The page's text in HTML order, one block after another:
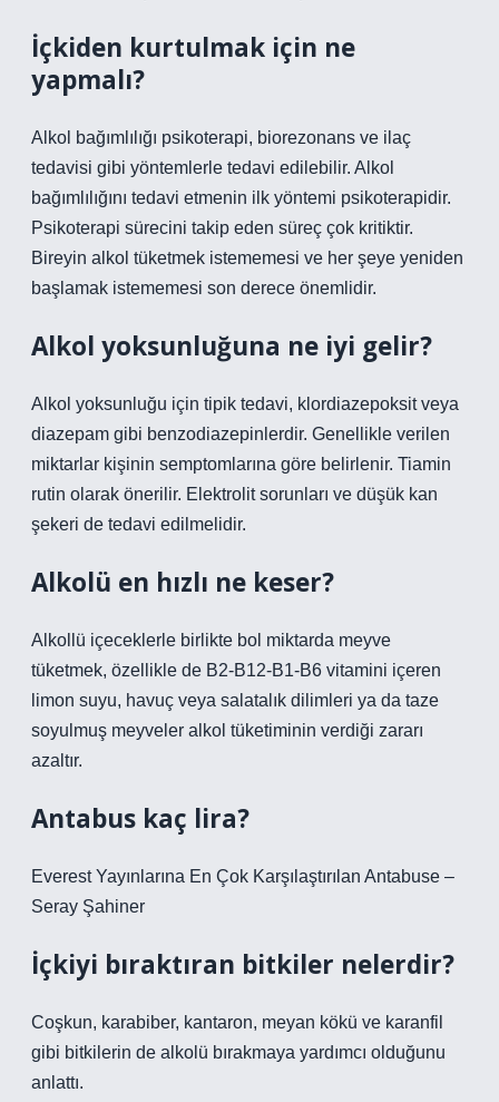
İçkiden kurtulmak için ne
yapmalı?
Alkol bağımlılığı psikoterapi, biorezonans ve ilaç
tedavisi gibi yöntemlerle tedavi edilebilir. Alkol
bağımlılığını tedavi etmenin ilk yöntemi psikoterapidir.
Psikoterapi sürecini takip eden süreç çok kritiktir.
Bireyin alkol tüketmek istememesi ve her şeye yeniden
başlamak istememesi son derece önemlidir.
Alkol yoksunluğuna ne iyi gelir?
Alkol yoksunluğu için tipik tedavi, klordiazepoksit veya
diazepam gibi benzodiazepinlerdir. Genellikle verilen
miktarlar kişinin semptomlarına göre belirlenir. Tiamin
rutin olarak önerilir. Elektrolit sorunları ve düşük kan
şekeri de tedavi edilmelidir.
Alkolü en hızlı ne keser?
Alkollü içeceklerle birlikte bol miktarda meyve
tüketmek, özellikle de B2-B12-B1-B6 vitamini içeren
limon suyu, havuç veya salatalık dilimleri ya da taze
soyulmuş meyveler alkol tüketiminin verdiği zararı
azaltır.
Antabus kaç lira?
Everest Yayınlarına En Çok Karşılaştırılan Antabuse –
Seray Şahiner
İçkiyi bıraktıran bitkiler nelerdir?
Coşkun, karabiber, kantaron, meyan kökü ve karanfil
gibi bitkilerin de alkolü bırakmaya yardımcı olduğunu
anlattı.